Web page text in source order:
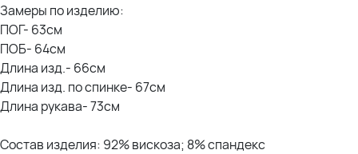
Замеры по изделию:
ПОГ- 63см
ПОБ- 64см
Длина изд.- 66см
Длина изд. по спинке- 67см
Длина рукава- 73см
Состав изделия: 92% вискоза; 8% спандекс